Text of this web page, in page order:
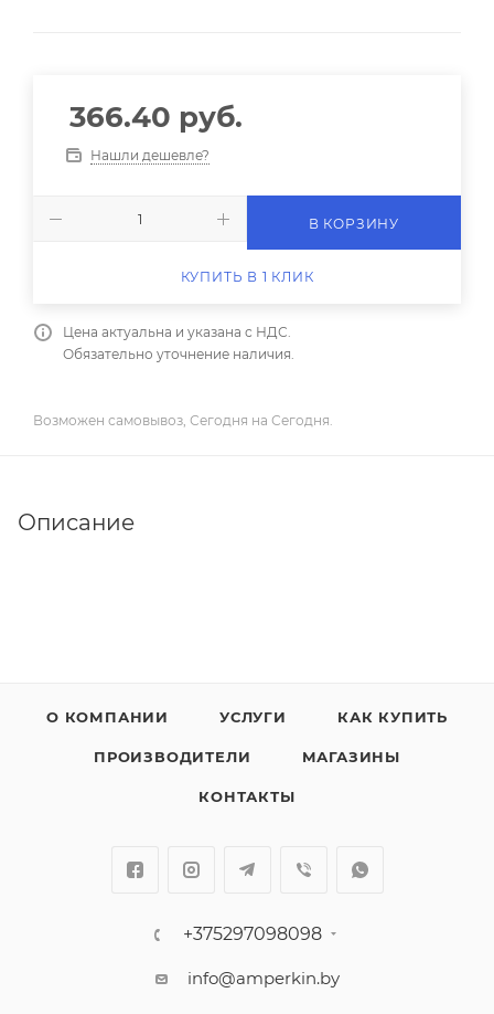
366.40 руб.
Нашли дешевле?
В КОРЗИНУ
КУПИТЬ В 1 КЛИК
Цена актуальна и указана с НДС.
Обязательно уточнение наличия.
Возможен самовывоз, Сегодня на Сегодня.
Описание
О КОМПАНИИ УСЛУГИ КАК КУПИТЬ
ПРОИЗВОДИТЕЛИ МАГАЗИНЫ
КОНТАКТЫ
+375297098098
info@amperkin.by